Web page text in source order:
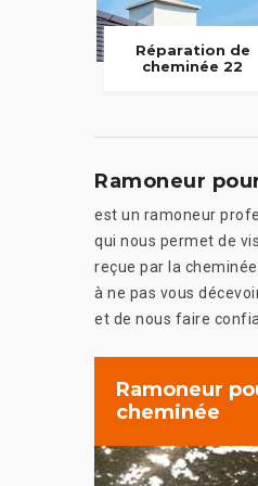
Réparation de
cheminée 22
Ramoneur
est un ramoneur
qui nous permet de
reçue par la
à ne pas vous
et de nous faire
Ramoneur
cheminée